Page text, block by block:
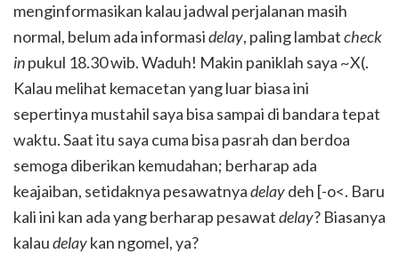
menginformasikan kalau jadwal perjalanan masih
normal, belum ada informasidelay, paling lambatcheck
inpukul 18.30 wib. Waduh! Makin paniklah saya ~X(.
Kalau melihat kemacetan yang luar biasa ini
sepertinya mustahil saya bisa sampai di bandara tepat
waktu. Saat itu saya cuma bisa pasrah dan berdoa
semoga diberikan kemudahan; berharap ada
keajaiban, setidaknya pesawatnyadelaydeh [-o<. Baru
kali ini kan ada yang berharap pesawatdelay? Biasanya
kalaudelaykan ngomel, ya?